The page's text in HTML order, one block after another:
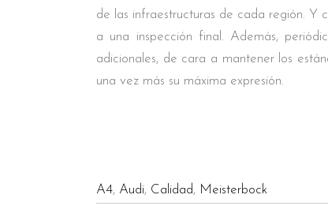
de las infraestructuras de cada región.
a una inspección final. Además,
adicionales, de cara a mantener los
una vez más su máxima expresión.
A4, Audi, Calidad, Meisterbock